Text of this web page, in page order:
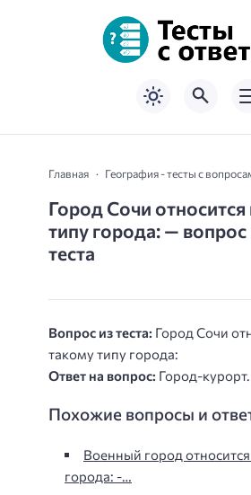
Главная География - тесты с
Город Сочи относится
типу города: — вопрос
теста
Вопрос из теста: Город Сочи
такому типу города:
Ответ на вопрос: Город-курорт.
Похожие вопросы и
Военный город
города: -…